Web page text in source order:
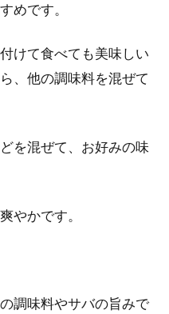
噌汁を作っていますか。手軽
に良い玄米の炊き方で
めです。
けて食べても美味しい
、他の調味料を混ぜて
を混ぜて、お好みの味
やかです。
調味料やサバの旨みで